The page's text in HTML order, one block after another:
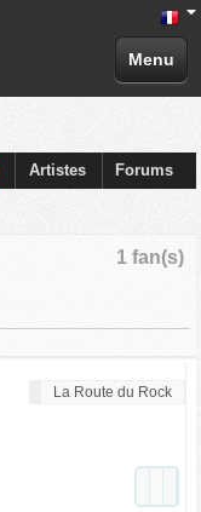
Menu
Artistes Forums
1 fan(s)
La Route du Rock